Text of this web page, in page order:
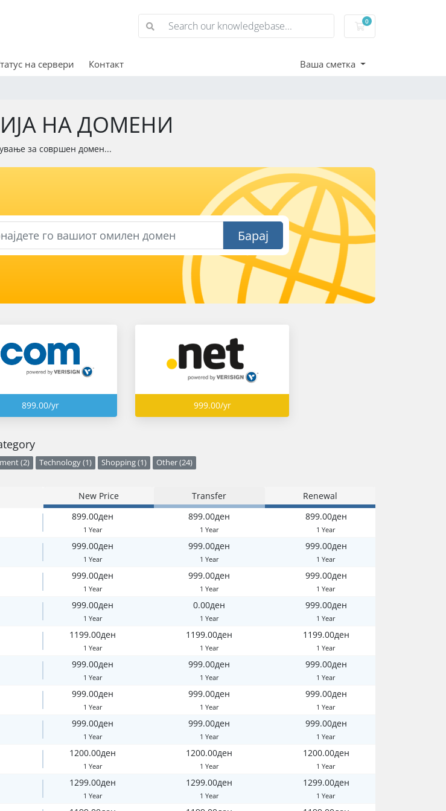
0
Потрошувачка
на сервери Контакт Ваша сметка
НА ДОМЕНИ
за совршен домен...
Барај
899.00/yr 999.00/yr
(2) Technology (1) Shopping (1) Other (24)
New Price Transfer Renewal
899.00ден
1 Year
899.00ден
1 Year
899.00ден
1 Year
999.00ден
1 Year
999.00ден
1 Year
999.00ден
1 Year
999.00ден
1 Year
999.00ден
1 Year
999.00ден
1 Year
999.00ден
1 Year
0.00ден
1 Year
999.00ден
1 Year
1199.00ден
1 Year
1199.00ден
1 Year
1199.00ден
1 Year
999.00ден
1 Year
999.00ден
1 Year
999.00ден
1 Year
999.00ден
1 Year
999.00ден
1 Year
999.00ден
1 Year
999.00ден
1 Year
999.00ден
1 Year
999.00ден
1 Year
1200.00ден
1 Year
1200.00ден
1 Year
1200.00ден
1 Year
1299.00ден
1 Year
1299.00ден
1 Year
1299.00ден
1 Year